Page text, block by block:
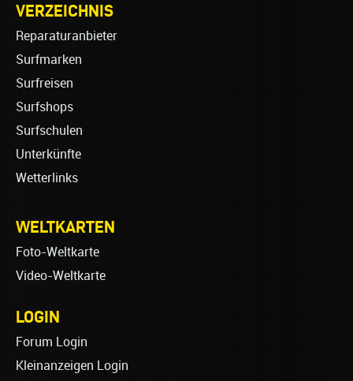
VERZEICHNIS
Reparaturanbieter
Surfmarken
Surfreisen
Surfshops
Surfschulen
Unterkünfte
Wetterlinks
WELTKARTEN
Foto-Weltkarte
Video-Weltkarte
LOGIN
Forum Login
Kleinanzeigen Login